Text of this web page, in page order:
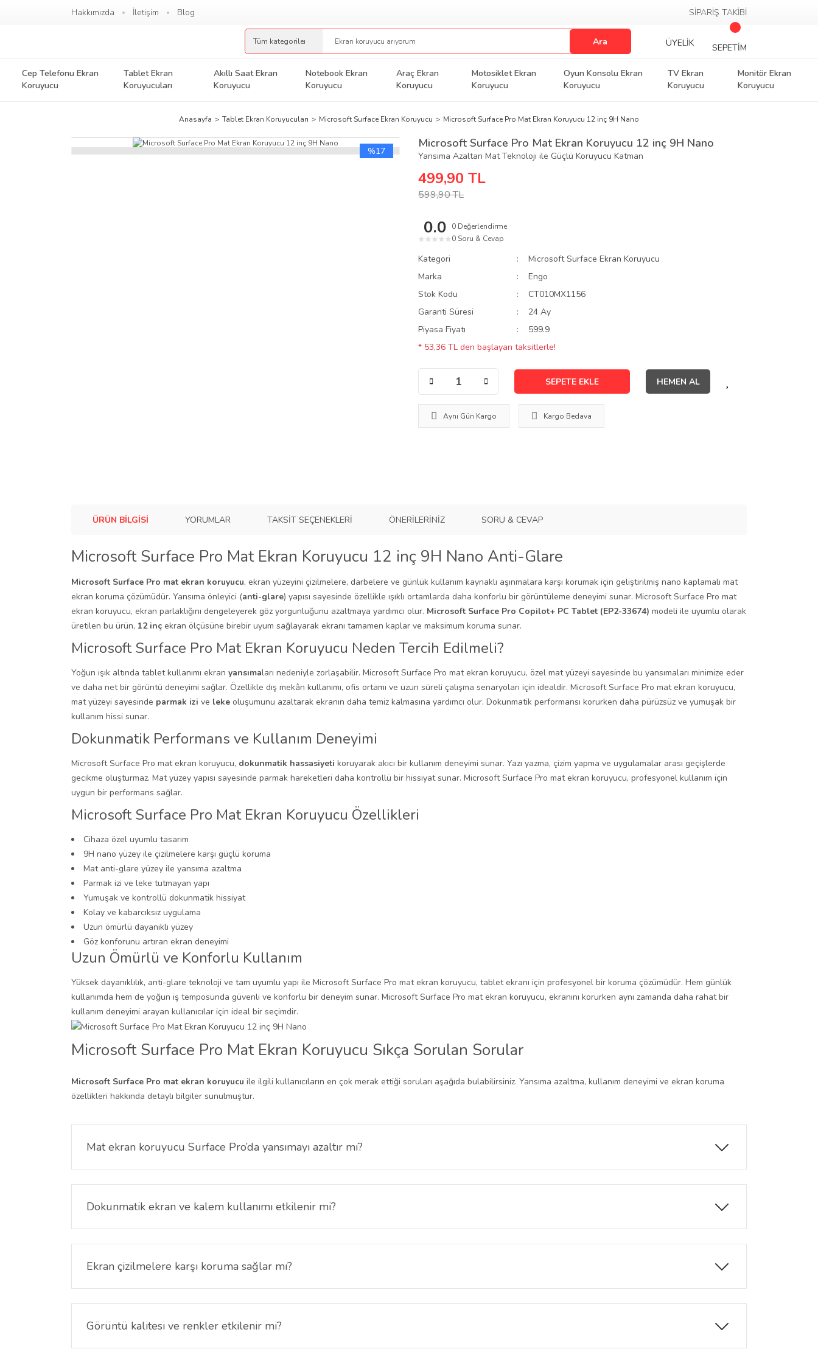
Hakkımızda İletişim Blog SİPARİŞ TAKİBİ
Ara ÜYELİK SEPETİM
Cep Telefonu Ekran
Koruyucu
Tablet Ekran
Koruyucuları
Akıllı Saat Ekran
Koruyucu
Notebook Ekran
Koruyucu
Araç Ekran
Koruyucu
Motosiklet Ekran
Koruyucu
Oyun Konsolu Ekran
Koruyucu
TV Ekran
Koruyucu
Monitör Ekran
Koruyucu
Anasayfa Tablet Ekran Koruyucuları Microsoft Surface Ekran Koruyucu Microsoft Surface Pro Mat Ekran Koruyucu 12 inç 9H Nano
%17
Microsoft Surface Pro Mat Ekran Koruyucu 12 inç 9H Nano
Yansıma Azaltan Mat Teknoloji ile Güçlü Koruyucu Katman
499,90 TL
599,90 TL
0.0
★ ★ ★ ★ ★
0 Değerlendirme
0 Soru & Cevap
Kategori
Microsoft Surface Ekran Koruyucu
Marka
Engo
Stok Kodu
CT010MX1156
Garanti Süresi
24 Ay
Piyasa Fiyatı
599.9
* 53,36 TL den başlayan taksitlerle!
SEPETE EKLE HEMEN AL
Aynı Gün Kargo Kargo Bedava
ÜRÜN BILGISI YORUMLAR TAKSIT SEÇENEKLERI ÖNERILERINIZ SORU & CEVAP
Microsoft Surface Pro Mat Ekran Koruyucu 12 inç 9H Nano Anti-Glare
Microsoft Surface Pro mat ekran koruyucu, ekran yüzeyini çizilmelere, darbelere ve günlük kullanım kaynaklı aşınmalara karşı korumak için geliştirilmiş nano kaplamalı mat
ekran koruma çözümüdür. Yansıma önleyici (anti-glare) yapısı sayesinde özellikle ışıklı ortamlarda daha konforlu bir görüntüleme deneyimi sunar. Microsoft Surface Pro mat
ekran koruyucu, ekran parlaklığını dengeleyerek göz yorgunluğunu azaltmaya yardımcı olur. Microsoft Surface Pro Copilot+ PC Tablet (EP2-33674) modeli ile uyumlu olarak
üretilen bu ürün, 12 inç ekran ölçüsüne birebir uyum sağlayarak ekranı tamamen kaplar ve maksimum koruma sunar.
Microsoft Surface Pro Mat Ekran Koruyucu Neden Tercih Edilmeli?
Yoğun ışık altında tablet kullanımı ekran yansımaları nedeniyle zorlaşabilir. Microsoft Surface Pro mat ekran koruyucu, özel mat yüzeyi sayesinde bu yansımaları minimize eder
ve daha net bir görüntü deneyimi sağlar. Özellikle dış mekân kullanımı, ofis ortamı ve uzun süreli çalışma senaryoları için idealdir. Microsoft Surface Pro mat ekran koruyucu,
mat yüzeyi sayesinde parmak izi ve leke oluşumunu azaltarak ekranın daha temiz kalmasına yardımcı olur. Dokunmatik performansı korurken daha pürüzsüz ve yumuşak bir
kullanım hissi sunar.
Dokunmatik Performans ve Kullanım Deneyimi
Microsoft Surface Pro mat ekran koruyucu, dokunmatik hassasiyeti koruyarak akıcı bir kullanım deneyimi sunar. Yazı yazma, çizim yapma ve uygulamalar arası geçişlerde
gecikme oluşturmaz. Mat yüzey yapısı sayesinde parmak hareketleri daha kontrollü bir hissiyat sunar. Microsoft Surface Pro mat ekran koruyucu, profesyonel kullanım için
uygun bir performans sağlar.
Microsoft Surface Pro Mat Ekran Koruyucu Özellikleri
Cihaza özel uyumlu tasarım
9H nano yüzey ile çizilmelere karşı güçlü koruma
Mat anti-glare yüzey ile yansıma azaltma
Parmak izi ve leke tutmayan yapı
Yumuşak ve kontrollü dokunmatik hissiyat
Kolay ve kabarcıksız uygulama
Uzun ömürlü dayanıklı yüzey
Göz konforunu artıran ekran deneyimi
Uzun Ömürlü ve Konforlu Kullanım
Yüksek dayanıklılık, anti-glare teknoloji ve tam uyumlu yapı ile Microsoft Surface Pro mat ekran koruyucu, tablet ekranı için profesyonel bir koruma çözümüdür. Hem günlük
kullanımda hem de yoğun iş temposunda güvenli ve konforlu bir deneyim sunar. Microsoft Surface Pro mat ekran koruyucu, ekranını korurken aynı zamanda daha rahat bir
kullanım deneyimi arayan kullanıcılar için ideal bir seçimdir.
Microsoft Surface Pro Mat Ekran Koruyucu Sıkça Sorulan Sorular
Microsoft Surface Pro mat ekran koruyucu ile ilgili kullanıcıların en çok merak ettiği soruları aşağıda bulabilirsiniz. Yansıma azaltma, kullanım deneyimi ve ekran koruma
özellikleri hakkında detaylı bilgiler sunulmuştur.
Mat ekran koruyucu Surface Pro’da yansımayı azaltır mı?
Evet. Mat yüzey ışık yansımalarını azaltarak özellikle güneşli ve parlak ortamlarda daha rahat bir kullanım sağlar.
Dokunmatik ekran ve kalem kullanımı etkilenir mi?
Hayır. Dokunmatik hassasiyet ve kalem kullanımı korunur, yazı yazma ve çizim işlemleri akıcı şekilde devam eder.
Ekran çizilmelere karşı koruma sağlar mı?
Evet. Günlük kullanımda oluşabilecek çizik ve sürtünmelere karşı ekran yüzeyini korumaya yardımcı olur.
Görüntü kalitesi ve renkler etkilenir mi?
Mat kaplama nedeniyle çok hafif bir yumuşama olabilir ancak genel görüntü netliği ve renk dengesi korunur.